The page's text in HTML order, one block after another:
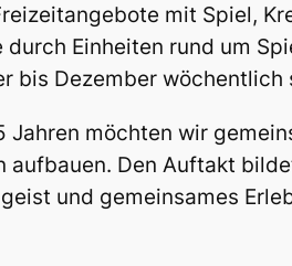
mit Spiel,
Einheiten rund um
bis Dezember
Jahren möchten wir
aufbauen. Den Auftakt
und gemeinsames